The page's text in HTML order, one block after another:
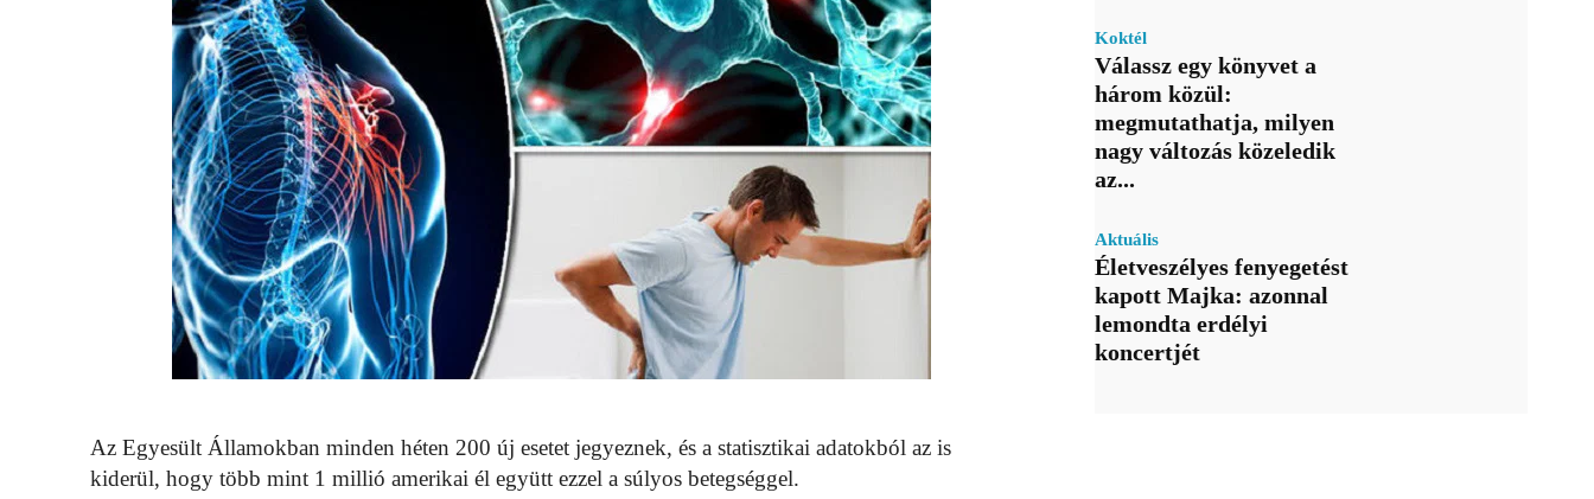
Az Egyesült Államokban minden héten 200 új esetet jegyeznek, és a statisztikai adatokból az is
kiderül, hogy több mint 1 millió amerikai él együtt ezzel a súlyos betegséggel.
Koktél
Válassz egy könyvet a
három közül:
megmutathatja, milyen
nagy változás közeledik
az...
Aktuális
Életveszélyes fenyegetést
kapott Majka: azonnal
lemondta erdélyi
koncertjét